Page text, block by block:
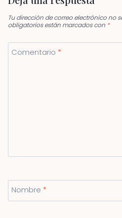
Tu dirección de correo electrónico no
obligatorios están marcados con *
Comentario *
Nombre *